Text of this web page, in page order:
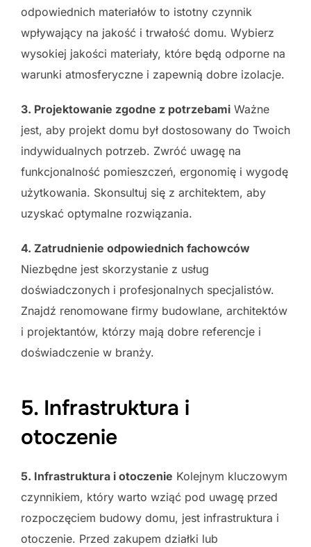
odpowiednich materiałów to istotny czynnik
wpływający na jakość i trwałość domu. Wybierz
wysokiej jakości materiały, które będą odporne na
warunki atmosferyczne i zapewnią dobre izolacje.
3. Projektowanie zgodne z potrzebami Ważne
jest, aby projekt domu był dostosowany do Twoich
indywidualnych potrzeb. Zwróć uwagę na
funkcjonalność pomieszczeń, ergonomię i wygodę
użytkowania. Skonsultuj się z architektem, aby
uzyskać optymalne rozwiązania.
4. Zatrudnienie odpowiednich fachowców
Niezbędne jest skorzystanie z usług
doświadczonych i profesjonalnych specjalistów.
Znajdź renomowane firmy budowlane, architektów
i projektantów, którzy mają dobre referencje i
doświadczenie w branży.
5. Infrastruktura i
otoczenie
5. Infrastruktura i otoczenie Kolejnym kluczowym
czynnikiem, który warto wziąć pod uwagę przed
rozpoczęciem budowy domu, jest infrastruktura i
otoczenie. Przed zakupem działki lub